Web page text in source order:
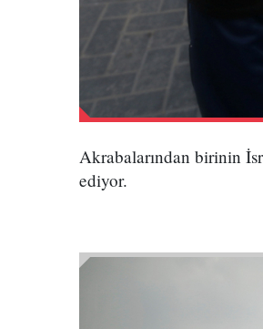
Akrabalarından birinin
ediyor.